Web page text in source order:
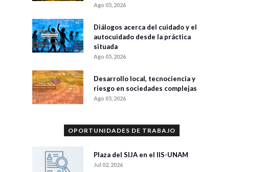
Ago 05, 2026
Diálogos acerca del cuidado y el
autocuidado desde la práctica
situada
Ago 05, 2026
Desarrollo local, tecnociencia y
riesgo en sociedades complejas
Ago 05, 2026
OPORTUNIDADES DE TRABAJO
Plaza del SIJA en el IIS-UNAM
Jul 02, 2026